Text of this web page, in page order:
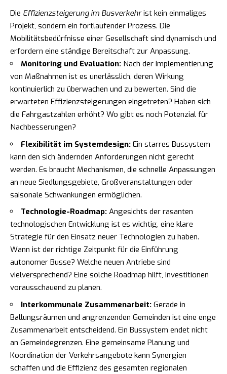
Die Effizienzsteigerung im Busverkehrist kein einmaliges
Projekt, sondern ein fortlaufender Prozess. Die
Mobilitätsbedürfnisse einer Gesellschaft sind dynamisch und
erfordern eine ständige Bereitschaft zur Anpassung.
Monitoring und Evaluation: Nach der Implementierung
von Maßnahmen ist es unerlässlich, deren Wirkung
kontinuierlich zu überwachen und zu bewerten. Sind die
erwarteten Effizienzsteigerungen eingetreten? Haben sich
die Fahrgastzahlen erhöht? Wo gibt es noch Potenzial für
Nachbesserungen?
Flexibilität im Systemdesign: Ein starres Bussystem
kann den sich ändernden Anforderungen nicht gerecht
werden. Es braucht Mechanismen, die schnelle Anpassungen
an neue Siedlungsgebiete, Großveranstaltungen oder
saisonale Schwankungen ermöglichen.
Technologie-Roadmap: Angesichts der rasanten
technologischen Entwicklung ist es wichtig, eine klare
Strategie für den Einsatz neuer Technologien zu haben.
Wann ist der richtige Zeitpunkt für die Einführung
autonomer Busse? Welche neuen Antriebe sind
vielversprechend? Eine solche Roadmap hilft, Investitionen
vorausschauend zu planen.
Interkommunale Zusammenarbeit: Gerade in
Ballungsräumen und angrenzenden Gemeinden ist eine enge
Zusammenarbeit entscheidend. Ein Bussystem endet nicht
an Gemeindegrenzen. Eine gemeinsame Planung und
Koordination der Verkehrsangebote kann Synergien
schaffen und die Effizienz des gesamten regionalen